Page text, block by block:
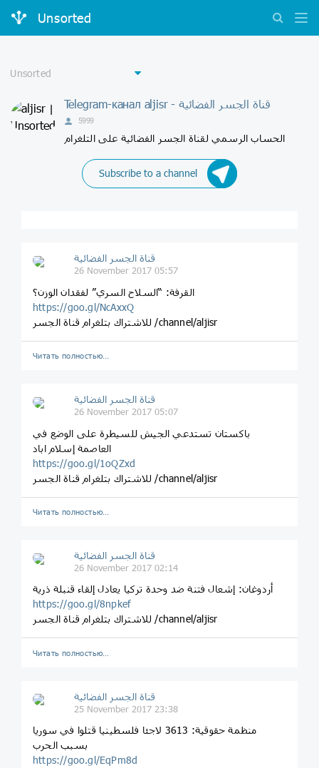
Unsorted
Telegram-канал aljisr - قناة الجسر الفضائية
5999
الحساب الرسمي لقناة الجسر الفضائية على التلغرام
Subscribe to a channel
قناة الجسر الفضائية
26 November 2017 05:57
القرفة: “السلاح السري” لفقدان الوزن؟
https://goo.gl/NcAxxQ
للاشتراك بتلغرام قناة الجسر /channel/aljisr
Читать полностью…
قناة الجسر الفضائية
26 November 2017 05:07
باكستان تستدعي الجيش للسيطرة على الوضع في
العاصمة إسلام اباد
https://goo.gl/1oQZxd
للاشتراك بتلغرام قناة الجسر /channel/aljisr
Читать полностью…
قناة الجسر الفضائية
26 November 2017 02:14
أردوغان: إشعال فتنة ضد وحدة تركيا يعادل إلقاء قنبلة ذرية
https://goo.gl/8npkef
للاشتراك بتلغرام قناة الجسر /channel/aljisr
Читать полностью…
قناة الجسر الفضائية
25 November 2017 23:38
منظمة حقوقية: 3613 لاجئا فلسطينيا قتلوا في سوريا
بسبب الحرب
https://goo.gl/EqPm8d